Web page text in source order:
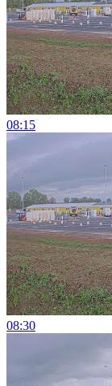
08:15
08:30